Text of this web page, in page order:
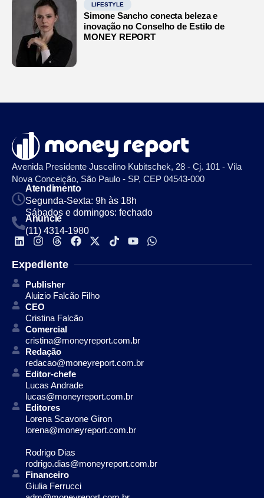
LIFESTYLE
Simone Sancho conecta beleza e
inovação no Conselho de Estilo de
MONEY REPORT
Avenida Presidente Juscelino Kubitschek, 28 - Cj. 101 - Vila
Nova Conceição, São Paulo - SP, CEP 04543-000
Atendimento
Segunda-Sexta: 9h às 18h
Sábados e domingos: fechado
Anuncie
(11) 4314-1980
Expediente
Publisher
Aluizio Falcão Filho
CEO
Cristina Falcão
Comercial
cristina@moneyreport.com.br
Redação
redacao@moneyreport.com.br
Editor-chefe
Lucas Andrade
lucas@moneyreport.com.br
Editores
Lorena Scavone Giron
lorena@moneyreport.com.br
Rodrigo Dias
rodrigo.dias@moneyreport.com.br
Financeiro
Giulia Ferrucci